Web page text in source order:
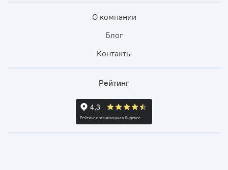
О компании
Блог
Контакты
Рейтинг